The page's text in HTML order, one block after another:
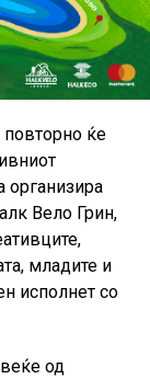
ќе
организира
Вело Грин,
младите и
исполнет со
од